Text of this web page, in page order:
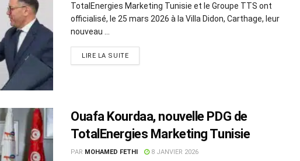
TotalEnergies Marketing Tunisie et le Groupe TTS ont
officialisé, le 25 mars 2026 à la Villa Didon, Carthage, leur
nouveau ...
LIRE LA SUITE
Ouafa Kourdaa, nouvelle PDG de
TotalEnergies Marketing Tunisie
PAR MOHAMED FETHI 8 JANVIER 2026